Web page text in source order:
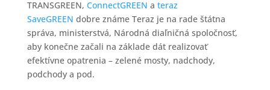
TRANSGREEN, ConnectGREEN a teraz
SaveGREEN dobre známe Teraz je na rade štátna
správa, ministerstvá, Národná diaľničná spoločnosť,
aby konečne začali na základe dát realizovať
efektívne opatrenia – zelené mosty, nadchody,
podchody a pod.